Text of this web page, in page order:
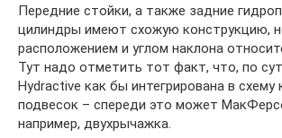
Передние стойки, а также задние
цилиндры имеют схожую конструкцию,
расположением и углом наклона
Тут надо отметить тот факт, что, по
Hydractive как бы интегрирована в схему
подвесок – спереди это может
например, двухрычажка.